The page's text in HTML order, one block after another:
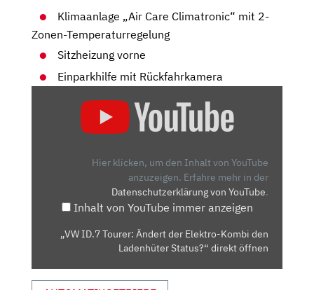
Klimaanlage „Air Care Climatronic“ mit 2-
Zonen-Temperaturregelung
Sitzheizung vorne
Einparkhilfe mit Rückfahrkamera
LADENHÜTER
YOUTUBE
Hier klicken, um den Inhalt von YouTube
anzuzeigen. Erfahre mehr in der
Datenschutzerklärung von YouTube.
Inhalt von YouTube immer anzeigen
„VW ID.7 Tourer: Ändert der Elektro-Kombi den
Ladenhüter Status?“ direkt öffnen